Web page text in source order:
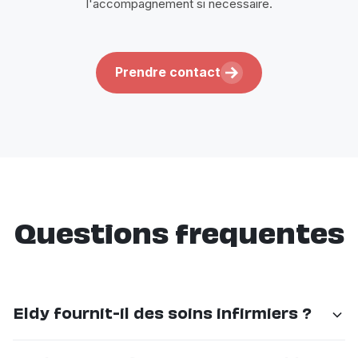
l'accompagnement si necessaire.
Prendre contact
Questions frequentes
Eldy fournit-il des soins infirmiers ?